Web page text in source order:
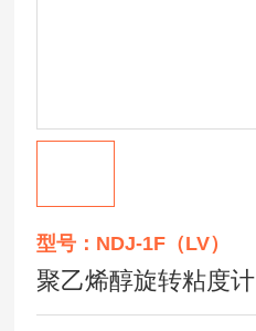
型号：NDJ-1F（LV）
聚乙烯醇旋转粘度计